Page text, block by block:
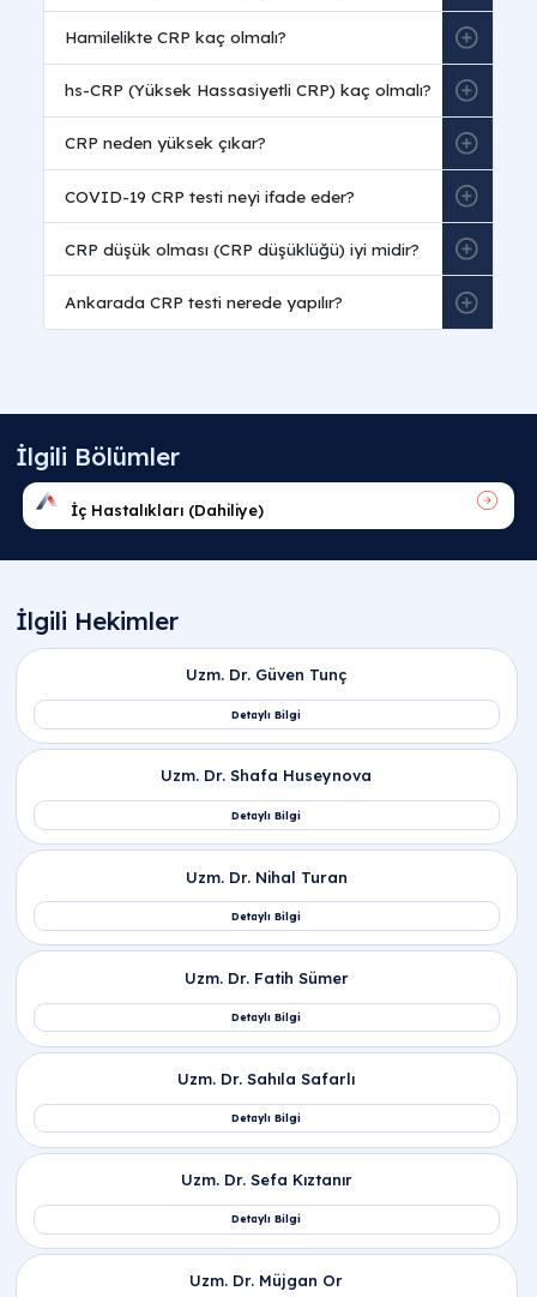
Sıkça Sorulan Sorular
CRP nedir kan tahlili sonucu neyi gösterir?
CRP nedir kan tahlili: Karaciğer tarafından
bir protein ölçümüdür.CRP ne demek: Vücutta
bir yangı (inflamasyon) olup olmadığını gösterir.
test, bir hastalık teşhisi koymaktan ziyade
iltihabın şiddetini ve tedaviye verilen yanıtı takip
etmek için kullanılır.
CRP normal değeri ve referans aralığı kaç
olmalı?